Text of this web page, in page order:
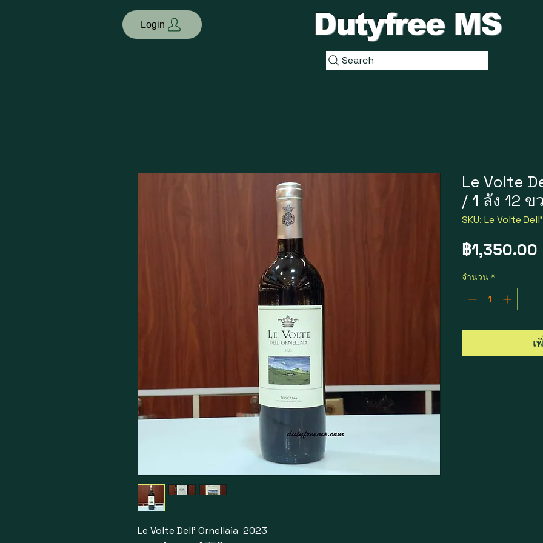
Login Dutyfree MS
Search
Le Volte Dell' Ornellaia 2023
Le Volte
/ 1 ลัง 12
SKU: Le Volte
฿1,350.00
จำนวน *
เ